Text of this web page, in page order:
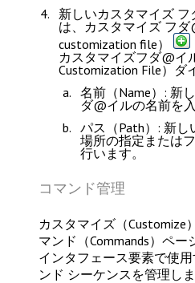
新しいカスタマイズ
は、 カスタマイズ フ
customization file）
カスタマイズフダ@イ
Customization File） ダ
名前（Name） : 新
ダ@イルの名前を
パス（Path） : 新し
場所の指定または
行います。
コマンド管理
カスタマイズ（Customize）
マンド（Commands）ペー
インタフェース要素で使
ンド シーケンスを管理しま